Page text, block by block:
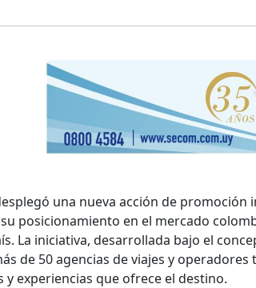
una nueva acción de
posicionamiento en el mercado
La iniciativa, desarrollada bajo el
de 50 agencias de viajes y
y experiencias que ofrece el destino.